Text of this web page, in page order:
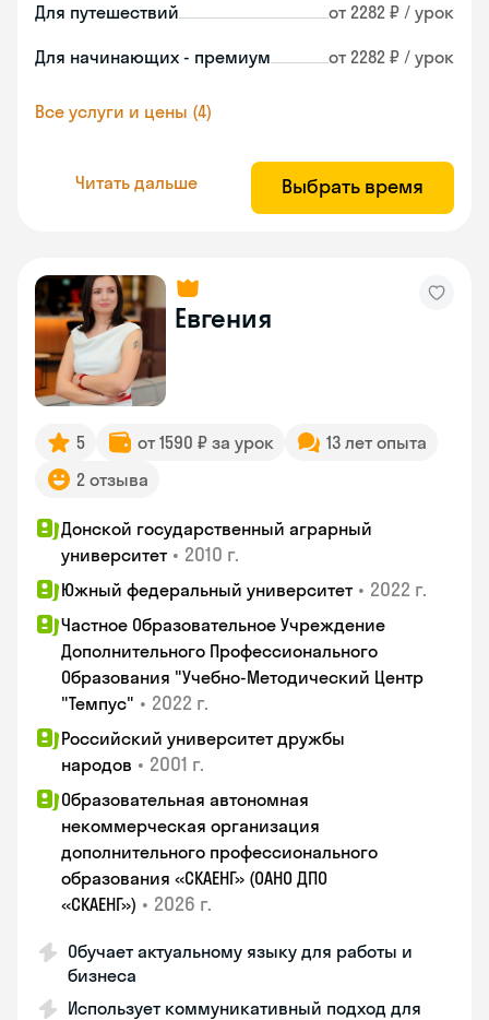
Для путешествий от 2282 ₽ / урок
Для начинающих - премиум от 2282 ₽ / урок
Все услуги и цены (4)
Читать дальше Выбрать время
Евгения
5 от 1590 ₽ за урок
13 лет опыта
2 отзыва
Донской государственный аграрный
университет • 2010 г.
Южный федеральный университет • 2022 г.
Частное Образовательное Учреждение
Дополнительного Профессионального
Образования "Учебно-Методический Центр
"Темпус" • 2022 г.
Российский университет дружбы
народов • 2001 г.
Образовательная автономная
некоммерческая организация
дополнительного профессионального
образования «СКАЕНГ» (ОАНО ДПО
«СКАЕНГ») • 2026 г.
Обучает актуальному языку для работы и
бизнеса
Использует коммуникативный подход для